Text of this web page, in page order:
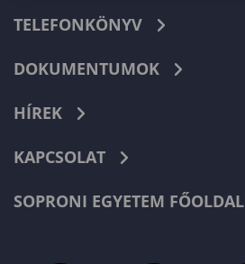
TELEFONKÖNYV
DOKUMENTUMOK
HÍREK
KAPCSOLAT
SOPRONI EGYETEM FŐOLDAL